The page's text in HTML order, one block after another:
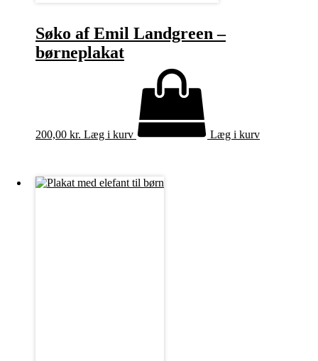
Søko af Emil Landgreen –
børneplakat
200,00 kr. Læg i kurv Læg i kurv